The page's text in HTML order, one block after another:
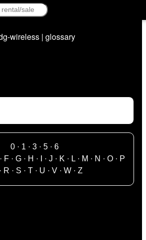
wireless | glossary
0· 1· 3· 5· 6
· F · G · H · · J · K · L· M · N · O · P
R · S · T · U · V · W· Z